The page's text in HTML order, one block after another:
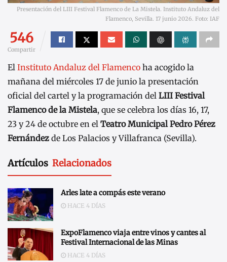
Presentación del LIII Festival Flamenco de La Mistela. Instituto Andaluz del
Flamenco, Sevilla. 17 junio 2026. Foto: IAF
546
Compartir
El Instituto Andaluz del Flamenco ha acogido la
mañana del miércoles 17 de junio la presentación
oficial del cartel y la programación del LIII Festival
Flamenco de la Mistela, que se celebra los días 16, 17,
23 y 24 de octubre en el Teatro Municipal Pedro Pérez
Fernández de Los Palacios y Villafranca (Sevilla).
Artículos Relacionados
Arles late a compás este verano
HACE 4 DÍAS
ExpoFlamenco viaja entre vinos y cantes al
Festival Internacional de las Minas
HACE 4 DÍAS